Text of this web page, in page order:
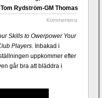
Rydström-GM Thomas
Kommentera
Skills to Owerpower Your
Players. Inbakad i
uppkommer efter
går bra att bläddra i